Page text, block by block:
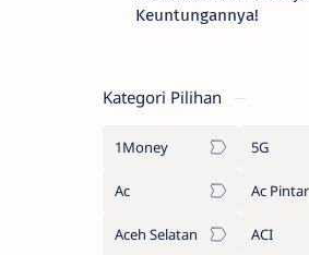
Keuntungannya!
Kategori Pilihan
1Money 5G
Ac Ac Pintar
Aceh Selatan ACI